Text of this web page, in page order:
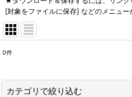
[対象をファイルに保存] などのメニュー
表示数:
0件
カテゴリで絞り込む